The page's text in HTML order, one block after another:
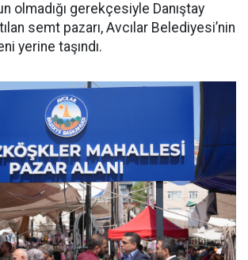
olmadığı gerekçesiyle Danıştay
semt pazarı, Avcılar Belediyesi’nin
yerine taşındı.